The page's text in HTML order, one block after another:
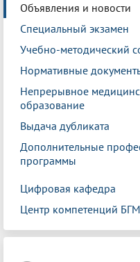
Объявления и новости
Специальный экзамен
Учебно-методический
Нормативные
Непрерывное
образование
Выдача дубликата
Дополнительные
программы
Цифровая кафедра
Центр компетенций